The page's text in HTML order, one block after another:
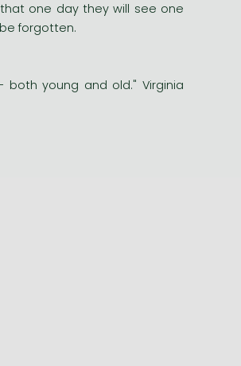
one day they will see one
forgotten.
both young and old." Virginia